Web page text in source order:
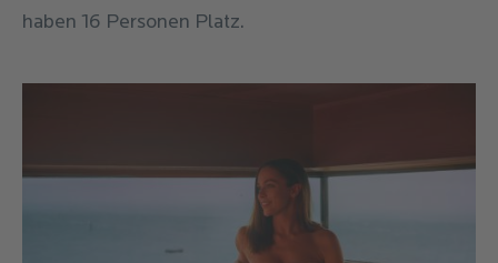
haben 16 Personen Platz.